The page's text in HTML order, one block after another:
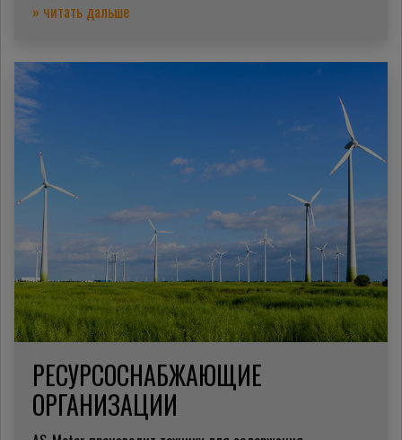
» читать дальше
РЕСУРСОСНАБЖАЮЩИЕ
ОРГАНИЗАЦИИ